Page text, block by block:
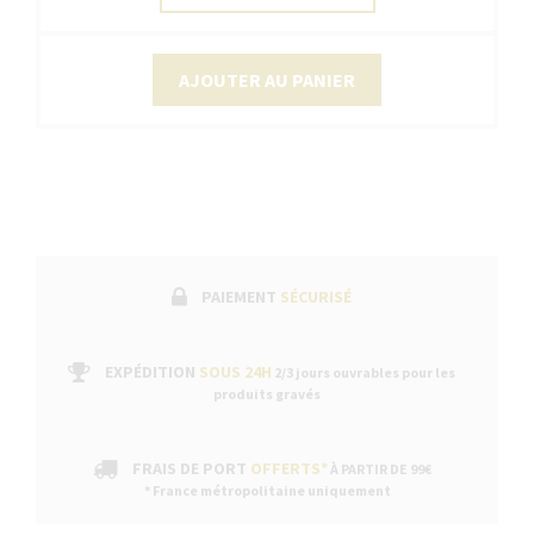
AJOUTER AU PANIER
PAIEMENT SÉCURISÉ
EXPÉDITION SOUS 24H 2/3 jours ouvrables pour les
produits gravés
FRAIS DE PORT OFFERTS* À PARTIR DE 99€
* France métropolitaine uniquement